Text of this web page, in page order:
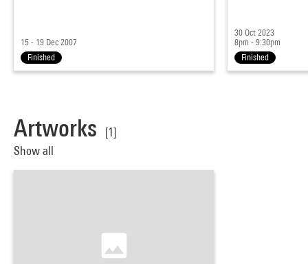
15 - 19 Dec 2007
Finished
30 Oct 2023
8pm - 9:30pm
Finished
Artworks
[1]
Show all